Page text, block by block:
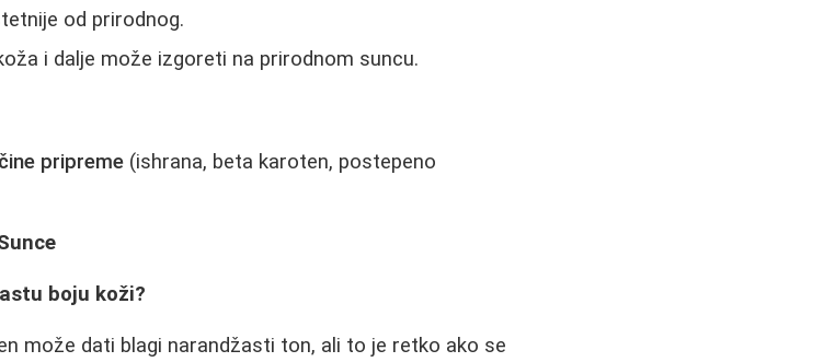
od prirodnog.
i dalje može izgoreti na prirodnom suncu.
pripreme (ishrana, beta karoten, postepeno
boju koži?
može dati blagi narandžasti ton, ali to je retko ako se